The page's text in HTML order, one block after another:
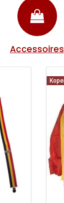
Accessoires